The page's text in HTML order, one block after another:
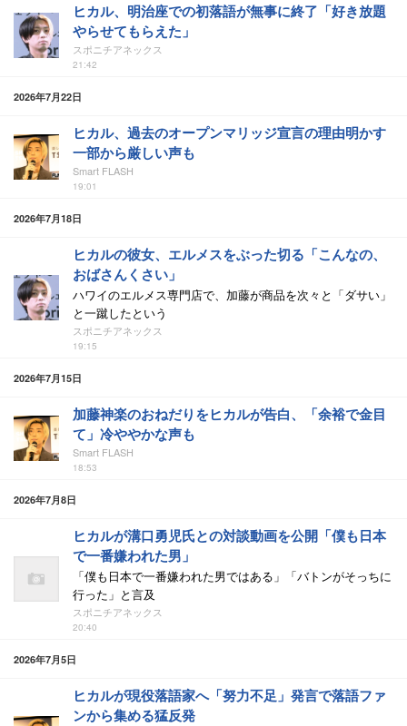
ヒカル、明治座での初落語が無事に終了「好き放題
やらせてもらえた」
スポニチアネックス
21:42
2026年7月22日
ヒカル、過去のオープンマリッジ宣言の理由明かす
一部から厳しい声も
Smart FLASH
19:01
2026年7月18日
ヒカルの彼女、エルメスをぶった切る「こんなの、
おばさんくさい」
ハワイのエルメス専門店で、加藤が商品を次々と「ダサい」
と一蹴したという
スポニチアネックス
19:15
2026年7月15日
加藤神楽のおねだりをヒカルが告白、「余裕で金目
て」冷ややかな声も
Smart FLASH
18:53
2026年7月8日
ヒカルが溝口勇児氏との対談動画を公開「僕も日本
で一番嫌われた男」
「僕も日本で一番嫌われた男ではある」「バトンがそっちに
行った」と言及
スポニチアネックス
20:40
2026年7月5日
ヒカルが現役落語家へ「努力不足」発言で落語ファ
ンから集める猛反発